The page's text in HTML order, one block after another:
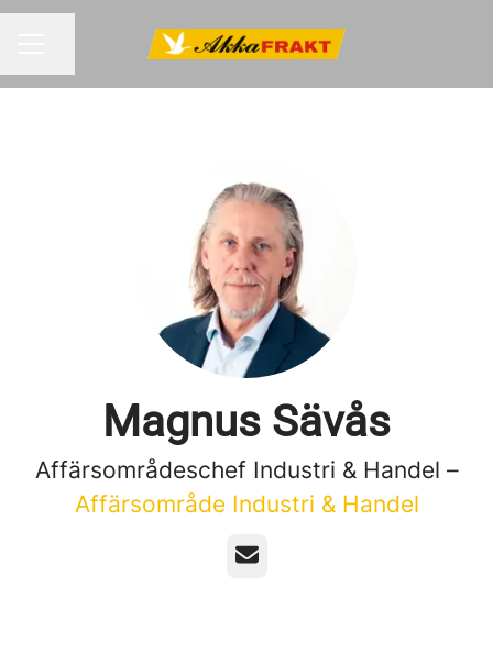
Magnus Sävås
Affärsområdeschef Industri & Handel –
Affärsområde Industri & Handel
E-post